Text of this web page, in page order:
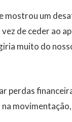
mostrou um
de ceder ao
muito do
perdas